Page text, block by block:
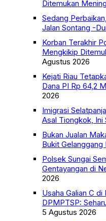
Ditemukan
Sedang
Jalan Sontang -
Korban Terakhir
Mengkikip
Agustus 2026
Kejati Riau
Dana PI Rp 64,2
2026
Imigrasi
Asal Tiongkok, Ini
Bukan Jualan
Bukit Gelanggang
Polsek Sungai
Gentayangan di
2026
Usaha Galian C
DPMPTSP:
5 Agustus 2026